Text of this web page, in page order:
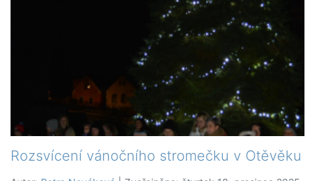
Rozsvícení vánočního stromečku v Otěvěku